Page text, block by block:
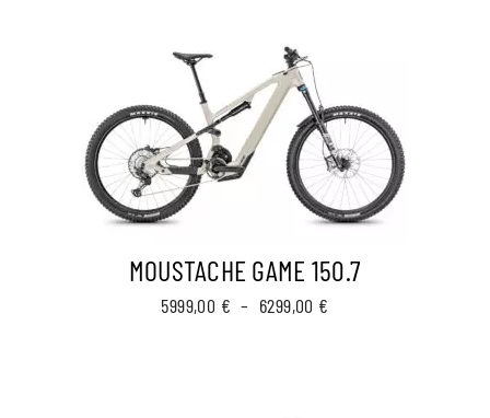
MOUSTACHE GAME 150.7
5999,00 € – 6299,00 €